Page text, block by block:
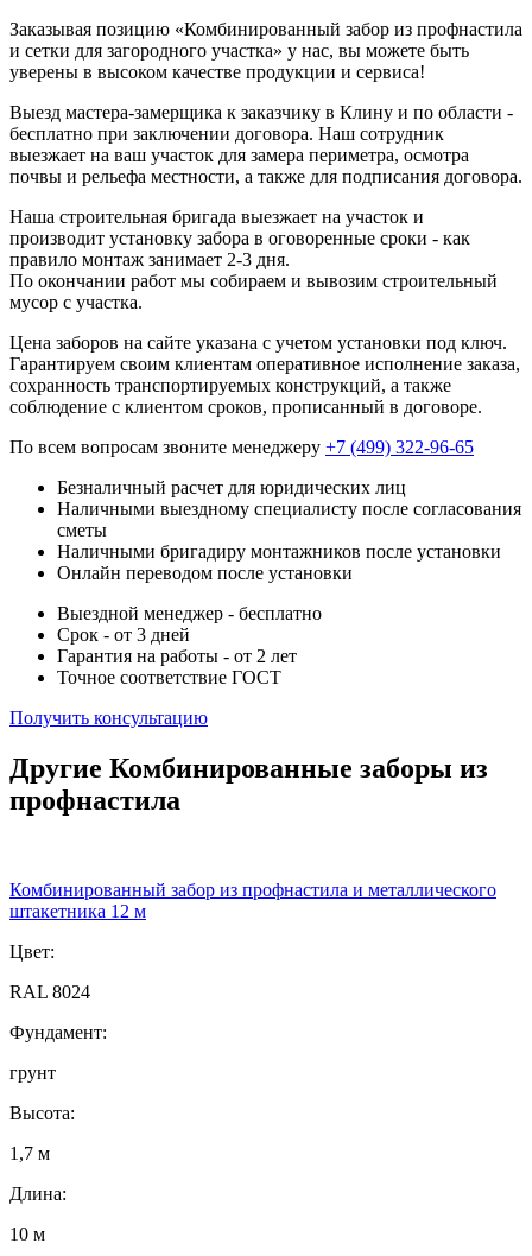
Заказывая позицию «Комбинированный забор из профнастила
и сетки для загородного участка» у нас, вы можете быть
уверены в высоком качестве продукции и сервиса!
Выезд мастера-замерщика к заказчику в Клину и по области -
бесплатно при заключении договора. Наш сотрудник
выезжает на ваш участок для замера периметра, осмотра
почвы и рельефа местности, а также для подписания договора.
Наша строительная бригада выезжает на участок и
производит установку забора в оговоренные сроки - как
правило монтаж занимает 2-3 дня.
По окончании работ мы собираем и вывозим строительный
мусор с участка.
Цена заборов на сайте указана с учетом установки под ключ.
Гарантируем своим клиентам оперативное исполнение заказа,
сохранность транспортируемых конструкций, а также
соблюдение с клиентом сроков, прописанный в договоре.
По всем вопросам звоните менеджеру +7 (499) 322-96-65
Безналичный расчет для юридических лиц
Наличными выездному специалисту после согласования
сметы
Наличными бригадиру монтажников после установки
Онлайн переводом после установки
Выездной менеджер - бесплатно
Срок - от 3 дней
Гарантия на работы - от 2 лет
Точное соответствие ГОСТ
Получить консультацию
Другие Комбинированные заборы из
профнастила
Комбинированный забор из профнастила и металлического
штакетника 12 м
Цвет:
RAL 8024
Фундамент:
грунт
Высота:
1,7 м
Длина:
10 м